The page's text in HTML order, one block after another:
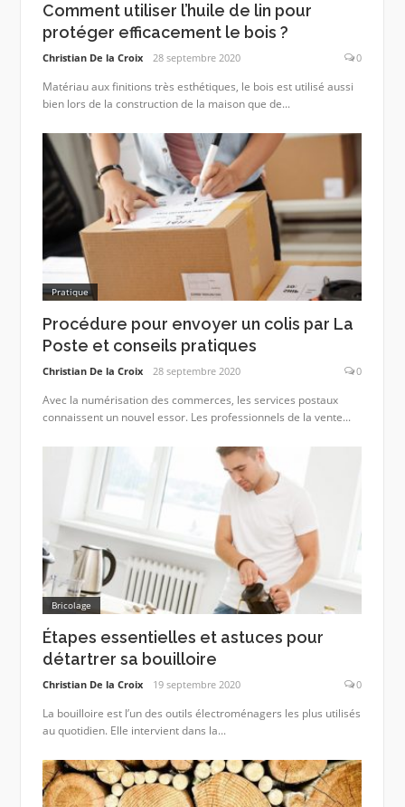
Comment utiliser l’huile de lin pour
protéger efficacement le bois ?
Christian De la Croix 28 septembre 2020 0
Matériau aux finitions très esthétiques, le bois est utilisé aussi
bien lors de la construction de la maison que de...
Pratique
Procédure pour envoyer un colis par La
Poste et conseils pratiques
Christian De la Croix 28 septembre 2020 0
Avec la numérisation des commerces, les services postaux
connaissent un nouvel essor. Les professionnels de la vente...
Bricolage
Étapes essentielles et astuces pour
détartrer sa bouilloire
Christian De la Croix 19 septembre 2020 0
La bouilloire est l’un des outils électroménagers les plus utilisés
au quotidien. Elle intervient dans la...